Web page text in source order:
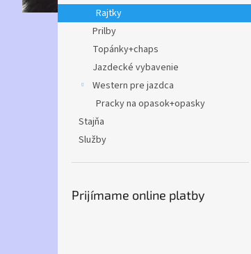
Rajtky
Prilby
Topánky+chaps
Jazdecké vybavenie
Western pre jazdca
Pracky na opasok+opasky
Stajňa
Služby
Prijímame online platby